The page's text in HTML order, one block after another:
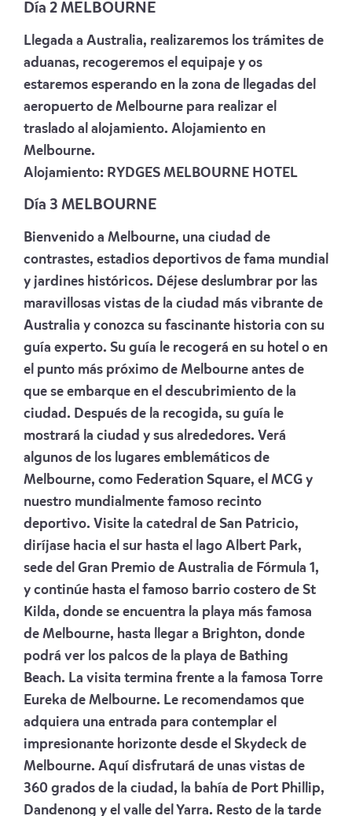
Día 2 MELBOURNE
Llegada a Australia, realizaremos los trámites de
aduanas, recogeremos el equipaje y os
estaremos esperando en la zona de llegadas del
aeropuerto de Melbourne para realizar el
traslado al alojamiento. Alojamiento en
Melbourne.
Alojamiento: RYDGES MELBOURNE HOTEL
Día 3 MELBOURNE
Bienvenido a Melbourne, una ciudad de
contrastes, estadios deportivos de fama mundial
y jardines históricos. Déjese deslumbrar por las
maravillosas vistas de la ciudad más vibrante de
Australia y conozca su fascinante historia con su
guía experto. Su guía le recogerá en su hotel o en
el punto más próximo de Melbourne antes de
que se embarque en el descubrimiento de la
ciudad. Después de la recogida, su guía le
mostrará la ciudad y sus alrededores. Verá
algunos de los lugares emblemáticos de
Melbourne, como Federation Square, el MCG y
nuestro mundialmente famoso recinto
deportivo. Visite la catedral de San Patricio,
diríjase hacia el sur hasta el lago Albert Park,
sede del Gran Premio de Australia de Fórmula 1,
y continúe hasta el famoso barrio costero de St
Kilda, donde se encuentra la playa más famosa
de Melbourne, hasta llegar a Brighton, donde
podrá ver los palcos de la playa de Bathing
Beach. La visita termina frente a la famosa Torre
Eureka de Melbourne. Le recomendamos que
adquiera una entrada para contemplar el
impresionante horizonte desde el Skydeck de
Melbourne. Aquí disfrutará de unas vistas de
360 grados de la ciudad, la bahía de Port Phillip,
Dandenong y el valle del Yarra. Resto de la tarde